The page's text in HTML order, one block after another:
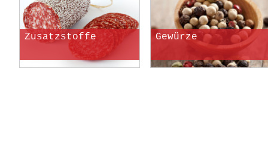
Zusatzstoffe Gewürze